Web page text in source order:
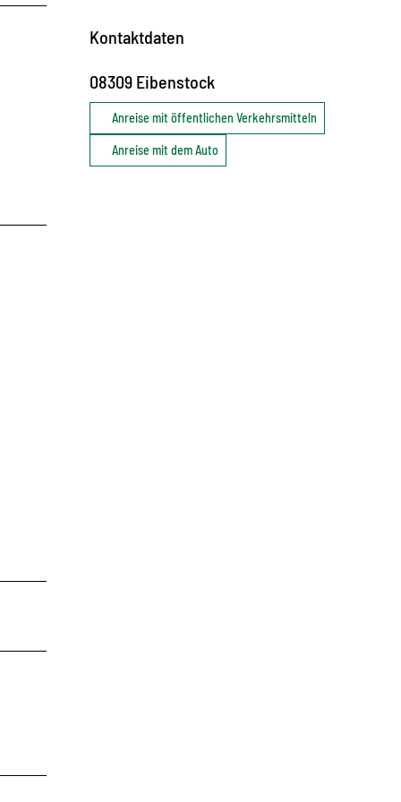
Kontaktdaten
08309 Eibenstock
Anreise mit öffentlichen Verkehrsmitteln
Anreise mit dem Auto